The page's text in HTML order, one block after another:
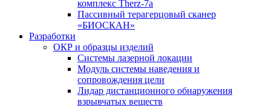
комплекс Therz-7a
Пассивный терагерцовый сканер
«БИОСКАН»
Разработки
ОКР и образцы изделий
Системы лазерной локации
Модуль системы наведения и
сопровождения цели
Лидар дистанционного обнаружения
взрывчатых веществ